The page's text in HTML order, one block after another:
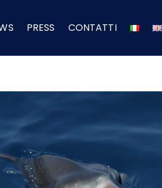
PRESS CONTATTI